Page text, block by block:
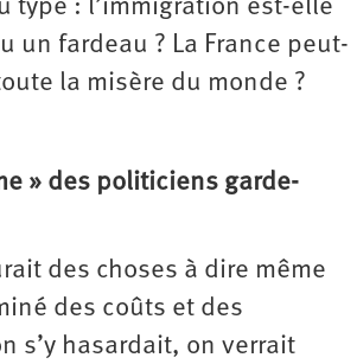
type : l’immigration est-elle
un fardeau ? La France peut-
la misère du monde ?
» des politiciens garde-
des choses à dire même
des coûts et des
s’y hasardait, on verrait